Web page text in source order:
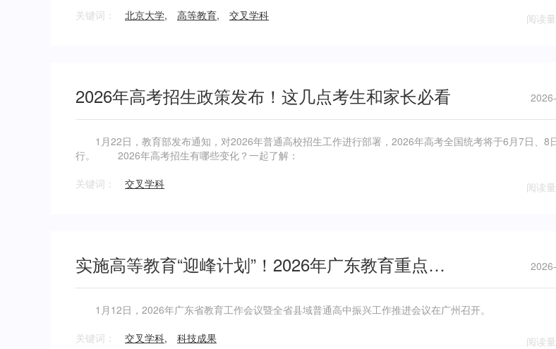
关键词：
北京大学, 高等教育, 交叉学科 阅读
2026年高考招生政策发布！这几点考生和家长必看
1月22日，教育部发布通知，对2026年普通高校招生工作进行部署，2026年高考全国统考将于6月7日、8
行。 2026年高考招生有哪些变化？一起了解：
关键词：
交叉学科 阅读
实施高等教育“迎峰计划”！2026年广东教育重点工作公布
1月12日，2026年广东省教育工作会议暨全省县域普通高中振兴工作推进会议在广州召开。
关键词：
交叉学科, 科技成果 阅读